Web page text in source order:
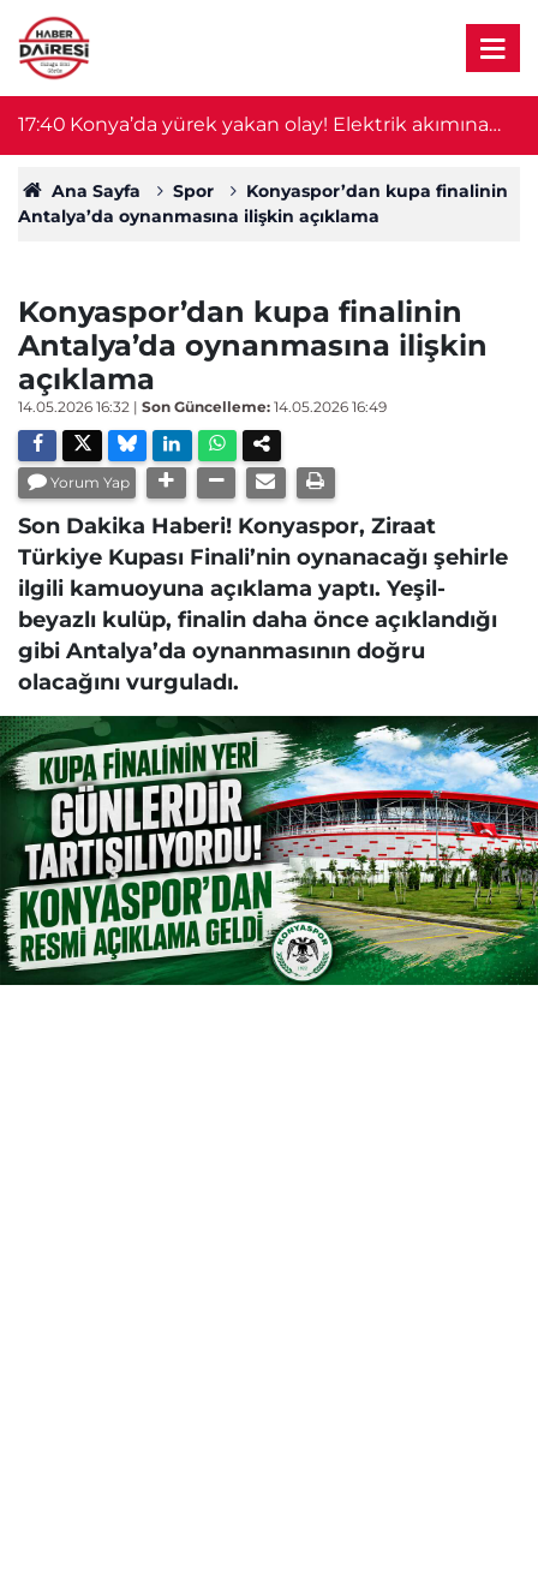
17:36 Konya'da bugün vefat edenler | 9 Ağustos
Ana Sayfa Spor
Konyaspor’dan kupa finalinin
Antalya’da oynanmasına ilişkin açıklama
Konyaspor’dan kupa finalinin
Antalya’da oynanmasına ilişkin
açıklama
14.05.2026 16:32 | Son Güncelleme: 14.05.2026 16:49
Yorum Yap
Son Dakika Haberi! Konyaspor, Ziraat
Türkiye Kupası Finali’nin oynanacağı şehirle
ilgili kamuoyuna açıklama yaptı. Yeşil-
beyazlı kulüp, finalin daha önce açıklandığı
gibi Antalya’da oynanmasının doğru
olacağını vurguladı.